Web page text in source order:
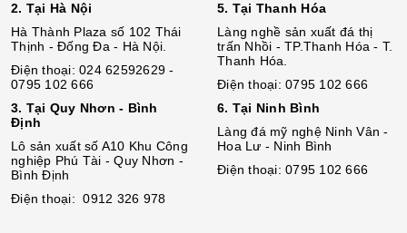
2. Tại Hà Nội
Hà Thành Plaza số 102 Thái
Thịnh - Đống Đa - Hà Nội.
Điện thoại: 024 62592629 -
0795 102 666
3. Tại Quy Nhơn - Bình
Định
Lô sản xuất số A10 Khu Công
nghiệp Phú Tài - Quy Nhơn -
Bình Định
Điện thoại: 0912 326 978
5. Tại Thanh Hóa
Làng nghề sản xuất đá thị
trấn Nhồi - TP.Thanh Hóa - T.
Thanh Hóa.
Điện thoại: 0795 102 666
6. Tại Ninh Bình
Làng đá mỹ nghệ Ninh Vân -
Hoa Lư - Ninh Bình
Điện thoại: 0795 102 666